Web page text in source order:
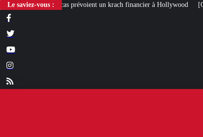
Le saviez-vous :
un krach financier à Hollywood [QUIZ] Citations politiques